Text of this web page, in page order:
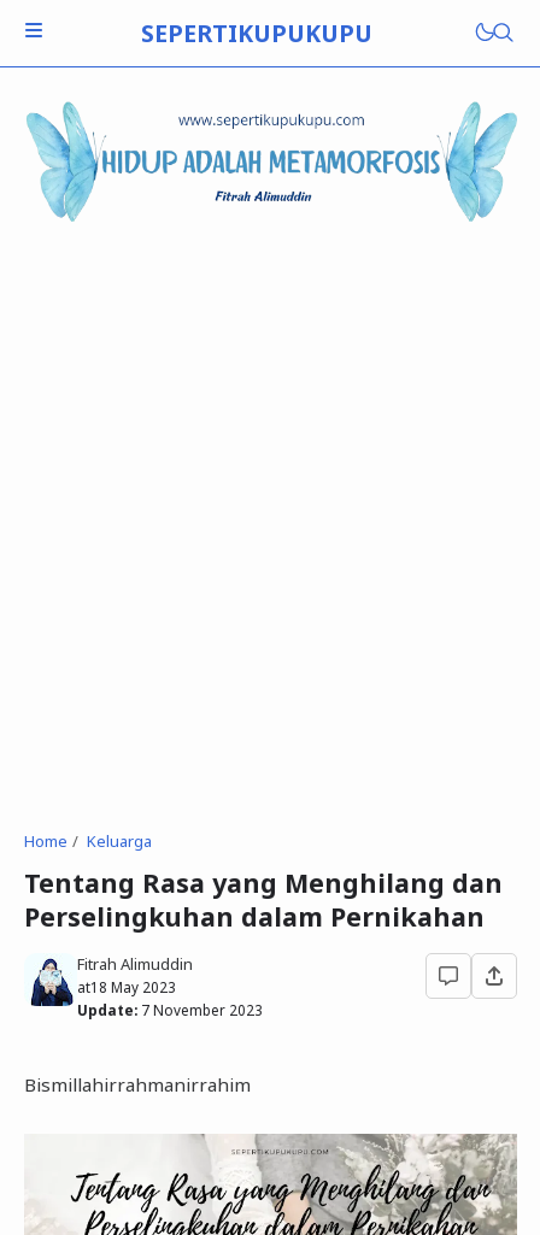
SEPERTIKUPUKUPU
Home Keluarga
Tentang Rasa yang Menghilang dan
Perselingkuhan dalam Pernikahan
Fitrah Alimuddin
at18 May 2023
Update: 7 November 2023
Bismillahirrahmanirrahim